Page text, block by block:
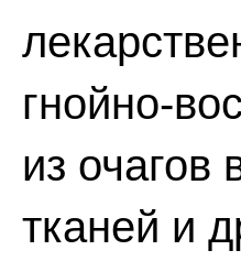
гнойно-
из очагов
тканей и